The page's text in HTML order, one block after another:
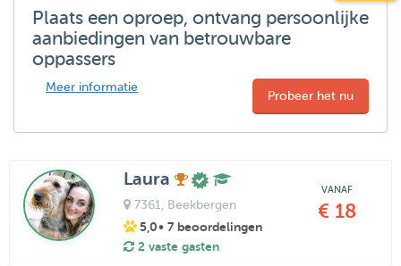
Plaats een oproep, ontvang persoonlijke
aanbiedingen van betrouwbare
oppassers
Meer informatie
Probeer het nu
Laura
7361 , Beekbergen
5,0• 7 beoordelingen
2 vaste gasten
VANAF
€ 18